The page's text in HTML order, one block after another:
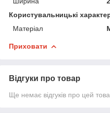
Користувальницькі
Матеріал
Приховати
Відгуки про товар
Ще немає відгуків про цей